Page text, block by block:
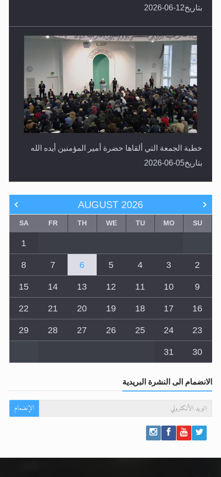
خطبة الجمعة التي ألقاها حضرة أمير المؤمنين أيده الله
AUGUST 2026
TU
WE
TH
1
8
9
10
11
12
13
14
15
16
17
18
19
20
21
22
23
24
25
26
27
28
29
30
31
الانضمام الى النشرة البريدية
المقالات